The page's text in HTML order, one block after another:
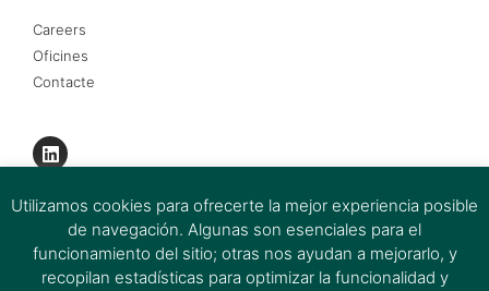
Careers
Oficines
Contacte
Utilizamos cookies para ofrecerte la mejor experiencia posible
de navegación. Algunas son esenciales para el
funcionamiento del sitio; otras nos ayudan a mejorarlo, y
recopilan estadísticas para optimizar la funcionalidad y